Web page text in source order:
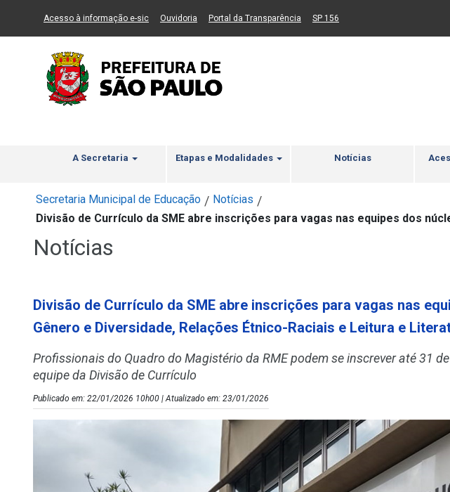
Ir ao Conteúdo Ir para menu principal 2 Ir para busca Ir para rodapé
Acesso à informação e-sic(Link para um novo sítio)
Ouvidoria (Link para um novo sítio)
Portal da Transparência (Link para um novo sítio)
SP 156
A Secretaria Etapas e Modalidades Notícias
Secretaria Municipal de Educação / Notícias /
Divisão de Currículo da SME abre inscrições para vagas nas equipes dos
Notícias
Divisão de Currículo da SME abre inscrições para vagas nas
Gênero e Diversidade, Relações Étnico-Raciais e Leitura e
Profissionais do Quadro do Magistério da RME podem se inscrever até 31
equipe da Divisão de Currículo
Publicado em: 22/01/2026 10h00 | Atualizado em: 23/01/2026